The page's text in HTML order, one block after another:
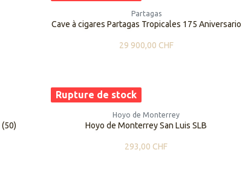
Partagas
Cave à cigares Partagas Tropicales 175 Aniversario
29 900,00 CHF
Rupture de stock
Hoyo de Monterrey
Hoyo de Monterrey San Luis SLB
293,00 CHF